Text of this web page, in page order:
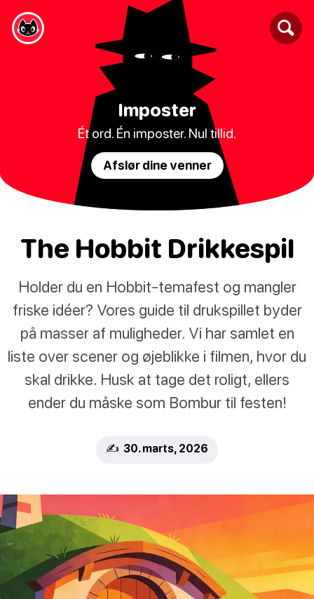
Imposter
Ét ord. Én imposter. Nul tillid.
Afslør dine venner
The Hobbit Drikkespil
Holder du en Hobbit-temafest og mangler
friske idéer? Vores guide til drukspillet byder
på masser af muligheder. Vi har samlet en
liste over scener og øjeblikke i filmen, hvor du
skal drikke. Husk at tage det roligt, ellers
ender du måske som Bombur til festen!
✍️ 30. marts, 2026